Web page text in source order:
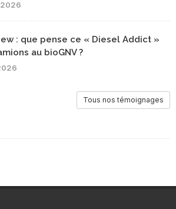
: que pense ce « Diesel Addict »
au bioGNV ?
Tous nos témoignages